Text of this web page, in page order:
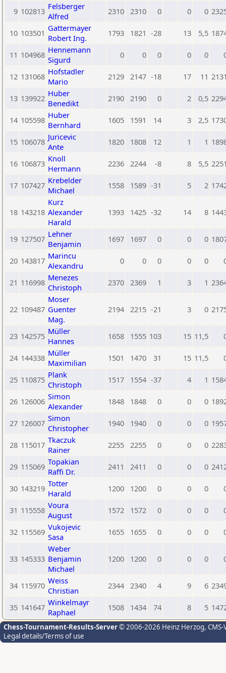
9 102813 Felsberger
Alfred
2310 2310 0 0 0
10 103501 Gattermayer
Robert Ing.
1793 1821 -28 13 5,5
11 104968 Hennemann
Sigurd
0 0 0 0 0
12 131068 Hofstadler
Mario
2129 2147 -18 17 11
13 139922 Huber
Benedikt
2190 2190 0 2 0,5
14 105598 Huber
Bernhard
1605 1591 14 3 2,5
15 106078 Juricevic
Ante
1820 1808 12 1 1
16 106873 Knoll
Hermann
2236 2244 -8 8 5,5
17 107427 Krebelder
Michael
1558 1589 -31 5 2
18 143218
Kurz
Alexander
Harald
1393 1425 -32 14 8
19 127507 Lehner
Benjamin
1697 1697 0 0 0
20 143817 Marincu
Alexandru
0 0 0 0 0
21 116998 Menezes
Christoph
2370 2369 1 3 1
22 109487
Moser
Guenter
Mag.
2194 2215 -21 3 0
23 142575 Müller
Hannes
1658 1555 103 15 11,5
24 144338 Müller
Maximilian
1501 1470 31 15 11,5
25 110875 Plank
Christoph
1517 1554 -37 4 1
26 126006 Simon
Alexander
1848 1848 0 0 0
27 126007 Simon
Christopher
1940 1940 0 0 0
28 115017 Tkaczuk
Rainer
2255 2255 0 0 0
29 115069 Topakian
Raffi Dr.
2411 2411 0 0 0
30 143219 Totter
Harald
1200 1200 0 0 0
31 115558 Voura
August
1572 1572 0 0 0
32 115569 Vukojevic
Sasa
1655 1655 0 0 0
33 145333
Weber
Benjamin
Michael
1200 1200 0 0 0
34 115970 Weiss
Christian
2344 2340 4 9 6
35 141647 Winkelmayr
Raphael
1508 1434 74 8 5
Chess-Tournament-Results-Server© 2006-2026 Heinz Herzog,
Legal details/Terms of use